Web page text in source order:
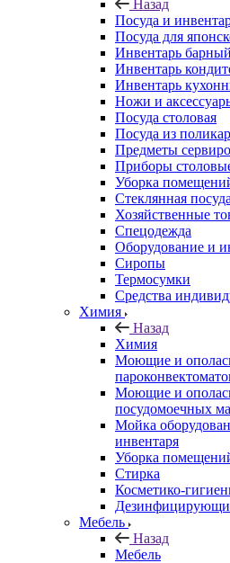
Назад
Посуда и
Посуда для
Инвентарь барный
Инвентарь
Инвентарь
Ножи и
Посуда столовая
Посуда из
Предметы
Приборы
Уборка
Стеклянная посуда
Хозяйственные
Спецодежда
Оборудование и
Сиропы
Термосумки
Средства
Химия
Назад
Химия
Моющие и
Моющие и
посудомоечных
Мойка
инвентаря
Уборка
Стирка
Косметико-
Мебель
Назад
Мебель